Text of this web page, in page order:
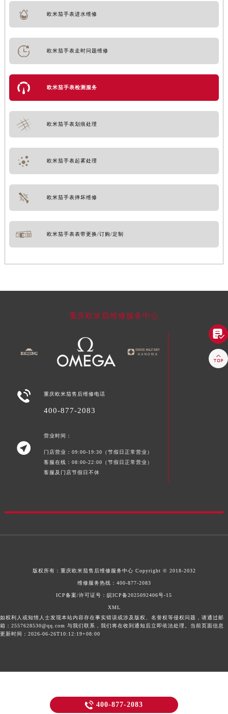
欧米茄手表进水维修
欧米茄手表走时问题维修
欧米茄手表检测服务
欧米茄手表划痕处理
欧米茄手表起雾处理
欧米茄手表摔坏维修
欧米茄手表表带更换/订购/定制
重庆欧米茄维修服务中心
 重庆欧米茄售后维修电话
400-877-2083

营业时间：
门店营业：09:00-19:30（节假日正常营业）
客服在线：08:00-22:00（节假日正常营业）
客服及门店节假日不休
版权所有： 重庆欧米茄售后维修服务中心 Copyright © 2018-2032
维修服务热线： 400-877-2083
ICP备案/许可证号：皖ICP备2025092406号-15
XML
如权利人或知情人士发现本站内容存在事实错误或涉及版权、名誉权等侵权问题，请通过邮
箱：2557628530@qq.com 与我们联系，我们将在收到通知后立即依法处理。当前页面信息
更新时间：2026-06-26T10:12:19+08:00
 400-877-2083

